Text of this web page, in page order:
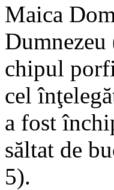
Maica
chipul
cel
a fost
săltat de
5).